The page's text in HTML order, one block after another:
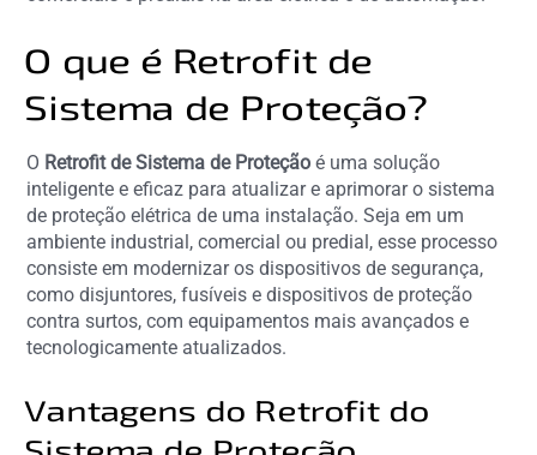
O que é Retrofit de
Sistema de Proteção?
O Retrofit de Sistema de Proteção é uma solução
inteligente e eficaz para atualizar e aprimorar o sistema
de proteção elétrica de uma instalação. Seja em um
ambiente industrial, comercial ou predial, esse processo
consiste em modernizar os dispositivos de segurança,
como disjuntores, fusíveis e dispositivos de proteção
contra surtos, com equipamentos mais avançados e
tecnologicamente atualizados.
Vantagens do Retrofit do